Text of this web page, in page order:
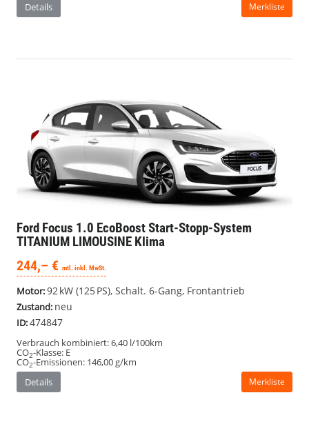
Details
Merkliste
Ford Focus 1.0 EcoBoost Start-Stopp-System
TITANIUM LIMOUSINE Klima
244,– € mtl. inkl. MwSt.
Motor:92 kW (125 PS), Schalt. 6-Gang, Frontantrieb
Zustand: neu
ID:474847
Verbrauch kombiniert:6,40 l/100km
CO2-Klasse: E
CO2-Emissionen: 146,00 g/km
Details
Merkliste